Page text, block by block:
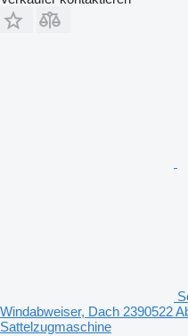
Windabweiser, Dach 2390522
Sattelzugmaschine